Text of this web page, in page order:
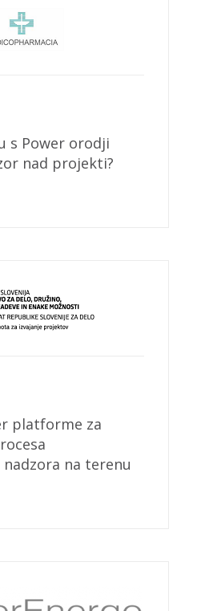
s Power orodji
nad projekti?
platforme za
na terenu